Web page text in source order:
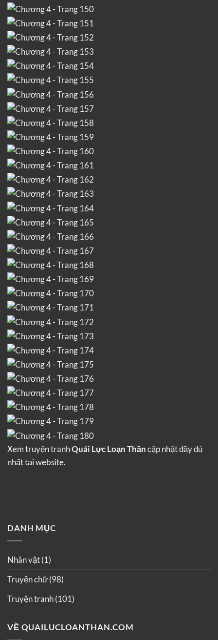
Xem truyện tranhQuái Lực Loạn Thầncập nhật đầy đủ
nhất tại website.
DANH MỤC
Nhân vật(1)
Truyện chữ(98)
Truyện tranh(101)
VỀ QUAILUCLOANTHAN.COM